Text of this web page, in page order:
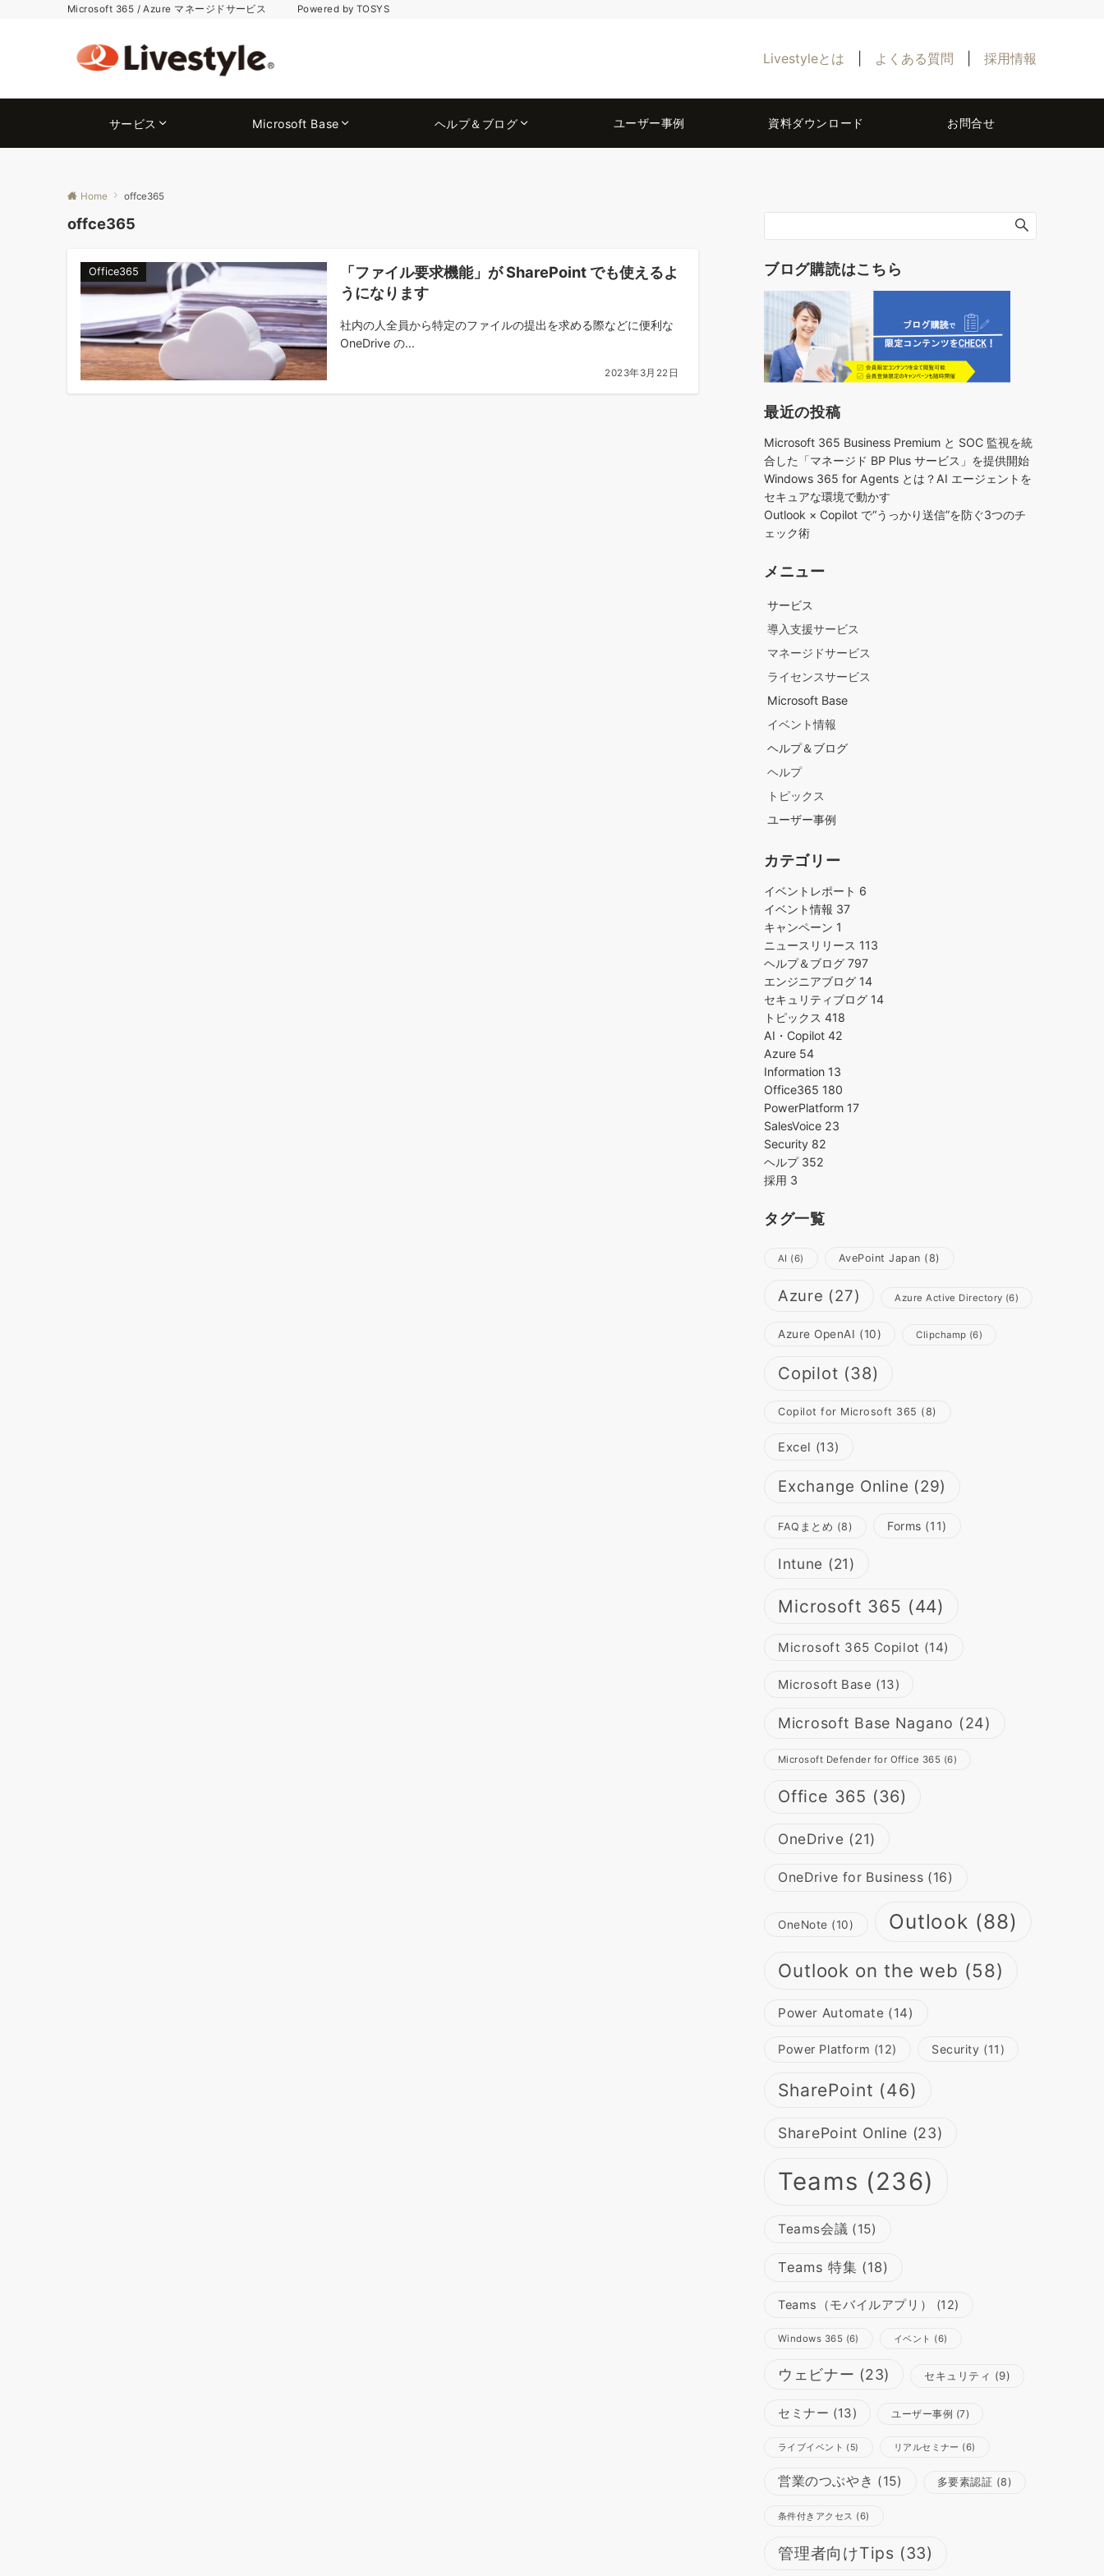
Microsoft 365 / Azure マネージドサービス Powered by TOSYS
Livestyleとは よくある質問 採用情報
サービス Microsoft Base ヘルプ＆ブログ ユーザー事例 資料ダウンロード お問合せ
Home offce365
offce365
Office365
「ファイル要求機能」が SharePoint でも使えるよ
うになります
社内の人全員から特定のファイルの提出を求める際などに便利な
OneDrive の...
2023年3月22日
ブログ購読はこちら
最近の投稿
Microsoft 365 Business Premium と SOC 監視を統
合した「マネージド BP Plus サービス」を提供開始
Windows 365 for Agents とは？AI エージェントを
セキュアな環境で動かす
Outlook × Copilot で“うっかり送信”を防ぐ3つのチ
ェック術​
メニュー
サービス
導入支援サービス
マネージドサービス
ライセンスサービス
Microsoft Base
イベント情報
ヘルプ＆ブログ
ヘルプ
トピックス
ユーザー事例
カテゴリー
イベントレポート 6
イベント情報 37
キャンペーン 1
ニュースリリース 113
ヘルプ＆ブログ 797
エンジニアブログ 14
セキュリティブログ 14
トピックス 418
AI・Copilot 42
Azure 54
Information 13
Office365 180
PowerPlatform 17
SalesVoice 23
Security 82
ヘルプ 352
採用 3
タグ一覧
AI (6) AvePoint Japan (8)
Azure (27) Azure Active Directory (6)
Azure OpenAI (10) Clipchamp (6)
Copilot (38)
Copilot for Microsoft 365 (8)
Excel (13)
Exchange Online (29)
FAQまとめ (8) Forms (11)
Intune (21)
Microsoft 365 (44)
Microsoft 365 Copilot (14)
Microsoft Base (13)
Microsoft Base Nagano (24)
Microsoft Defender for Office 365 (6)
Office 365 (36)
OneDrive (21)
OneDrive for Business (16)
OneNote (10) Outlook (88)
Outlook on the web (58)
Power Automate (14)
Power Platform (12) Security (11)
SharePoint (46)
SharePoint Online (23)
Teams (236)
Teams会議 (15)
Teams 特集 (18)
Teams（モバイルアプリ） (12)
Windows 365 (6) イベント (6)
ウェビナー (23) セキュリティ (9)
セミナー (13) ユーザー事例 (7)
ライブイベント (5) リアルセミナー (6)
営業のつぶやき (15) 多要素認証 (8)
条件付きアクセス (6)
管理者向けTips (33)